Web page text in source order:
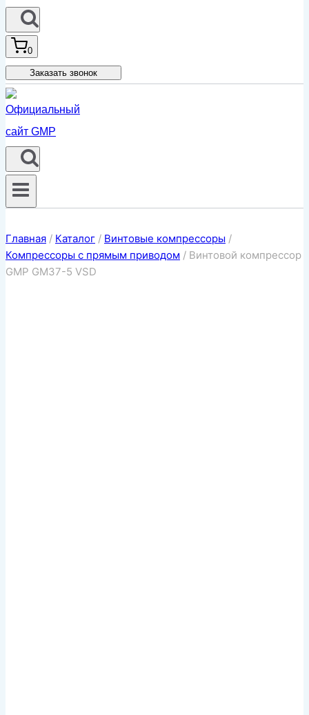
0
Заказать звонок
Главная / Каталог / Винтовые компрессоры /
Компрессоры с прямым приводом / Винтовой компрессор
GMP GM37-5 VSD